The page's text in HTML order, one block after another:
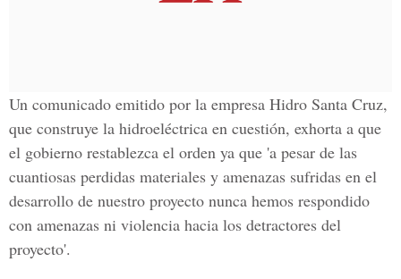
Un comunicado emitido por la empresa Hidro Santa Cruz,
que construye la hidroeléctrica en cuestión, exhorta a que
el gobierno restablezca el orden ya que 'a pesar de las
cuantiosas perdidas materiales y amenazas sufridas en el
desarrollo de nuestro proyecto nunca hemos respondido
con amenazas ni violencia hacia los detractores del
proyecto'.